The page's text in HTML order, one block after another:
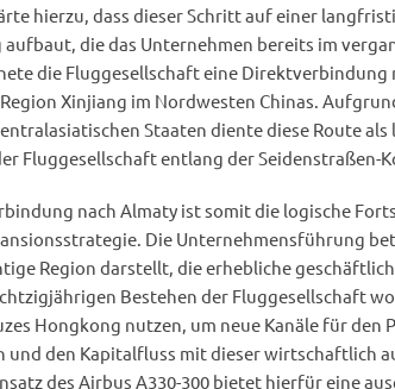
hierzu, dass dieser Schritt auf einer
die das Unternehmen bereits im
die Fluggesellschaft eine
Xinjiang im Nordwesten Chinas.
Staaten diente diese Route
Fluggesellschaft entlang der Seidenstraßen-
nach Almaty ist somit die logische
Die Unternehmensführung
Region darstellt, die erhebliche
Bestehen der Fluggesellschaft
Hongkong nutzen, um neue Kanäle für den
und den Kapitalfluss mit dieser wirtschaftlich
des Airbus A330-300 bietet hierfür eine